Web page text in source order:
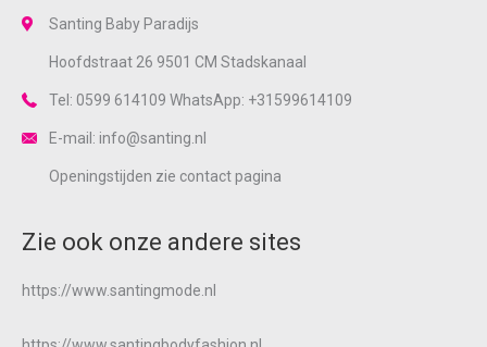
Santing Baby Paradijs
Hoofdstraat 26 9501 CM Stadskanaal
Tel: 0599 614109 WhatsApp: +31599614109
E-mail: info@santing.nl
Openingstijden zie contactpagina
Zie ook onze andere sites
https://www.santingmode.nl